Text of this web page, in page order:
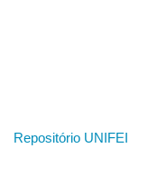
Repositório UNIFEI